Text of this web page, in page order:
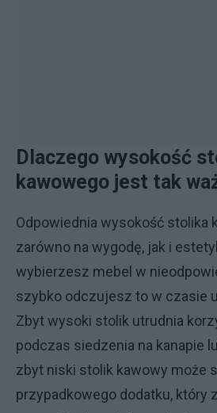
Dlaczego wysokość
kawowego jest tak
Odpowiednia wysokość stolika
zarówno na wygodę, jak i
wybierzesz mebel w
szybko odczujesz to w czasie
Zbyt wysoki stolik utrudnia
podczas siedzenia na kanapie
zbyt niski stolik kawowy może
przypadkowego dodatku, który